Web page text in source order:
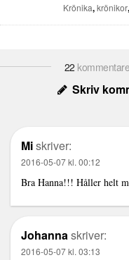
Krönika,krönikor,
22
Skriv
Miskriver:
2016-05-07 kl. 00:12
Bra Hanna!!! Håller helt
Johannaskriver:
2016-05-07 kl. 03:13